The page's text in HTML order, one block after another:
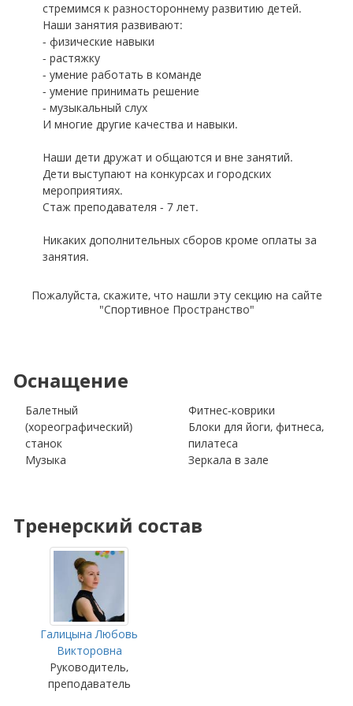
стремимся к разностороннему развитию детей.
Наши занятия развивают:
- физические навыки
- растяжку
- умение работать в команде
- умение принимать решение
- музыкальный слух
И многие другие качества и навыки.
Наши дети дружат и общаются и вне занятий.
Дети выступают на конкурсах и городских
мероприятиях.
Стаж преподавателя - 7 лет.
Никаких дополнительных сборов кроме оплаты за
занятия.
Пожалуйста, скажите, что нашли эту секцию на сайте
"Спортивное Пространство"
Оснащение
Балетный
(хореографический)
станок
Фитнес-коврики
Блоки для йоги, фитнеса,
пилатеса
Музыка
Зеркала в зале
Тренерский состав
Галицына Любовь
Викторовна
Руководитель,
преподаватель